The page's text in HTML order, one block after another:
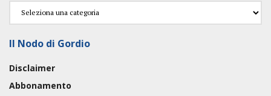
Categorie
Il Nodo di Gordio
Disclaimer
Abbonamento